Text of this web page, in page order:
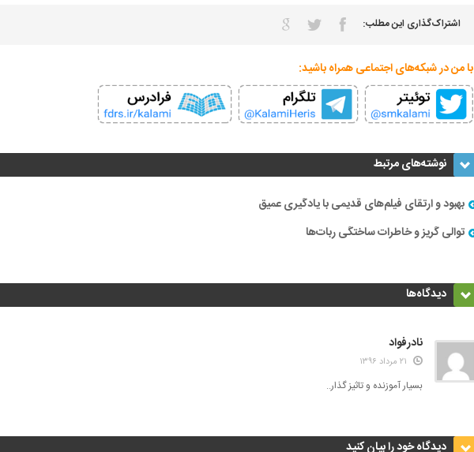
اشتراک‌گذاری این مطلب:
با من در شبکه‌های اجتماعی همراه باشید:
نوشته‌های مرتبط
بهبود و ارتقای فیلم‌های قدیمی با یادگیری عمیق
توالی گریز و خاطرات ساختگی ربات‌ها
دیدگاه‌ها
نادرفواد
بسیار آموزنده و تاثیز گذار..
دیدگاه خود را بیان کنید